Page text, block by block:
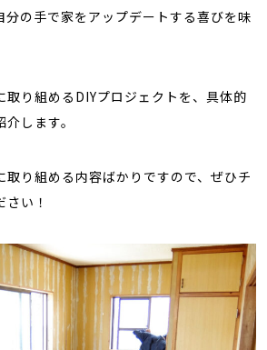
分の手で家をアップデートする喜びを味
取り組めるDIYプロジェクトを、具体的
します。
取り組める内容ばかりですので、ぜひチ
い！